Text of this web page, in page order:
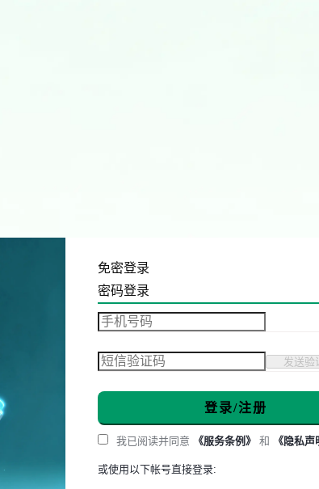
免密登录
密码登录
发送验
登录/注册
我已阅读并同意 《服务条例》 和 《隐私声
或使用以下帐号直接登录: